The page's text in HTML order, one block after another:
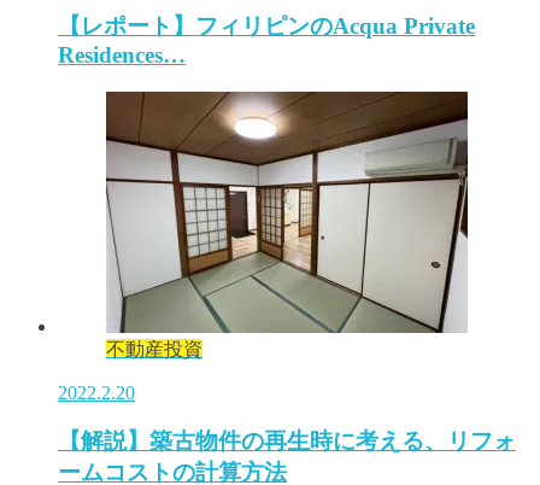
【レポート】フィリピンのAcqua Private
Residences…
不動産投資
2022.2.20
【解説】築古物件の再生時に考える、リフォ
ームコストの計算方法